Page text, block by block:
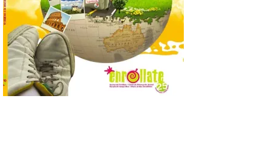
Se trata de un visor web
que permite conocer la
posición exacta del Sol y
así localizar el lugar ideal
para observar el eclipse
solar del 12 de agosto de 2026 sin
obstáculos. El visor es una herramienta a
la […]